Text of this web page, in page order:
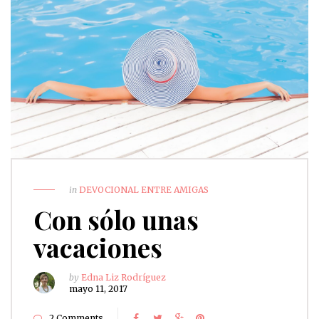
in DEVOCIONAL ENTRE AMIGAS
Con sólo unas
vacaciones
by Edna Liz Rodríguez
mayo 11, 2017